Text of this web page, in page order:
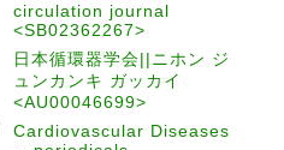
circulation journal
<SB02362267>
日本循環器学会||ニホン ジ
ュンカンキ ガッカイ
<AU00046699>
Cardiovascular Diseases